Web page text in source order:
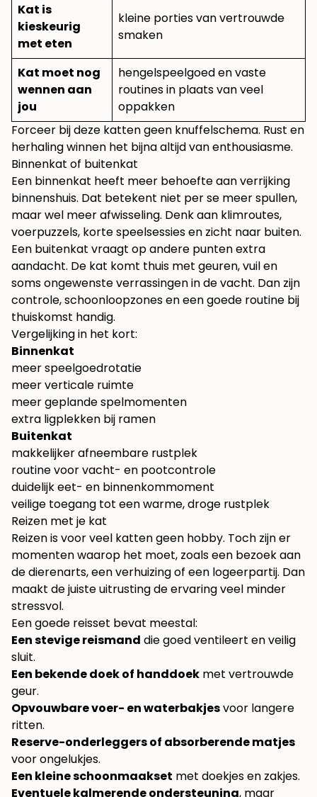
Kat is
kieskeurig
met eten
kleine porties van vertrouwde
smaken
Kat moet nog
wennen aan
jou
hengelspeelgoed en vaste
routines in plaats van veel
oppakken
Forceer bij deze katten geen knuffelschema. Rust en
herhaling winnen het bijna altijd van enthousiasme.
Binnenkat of buitenkat
Een binnenkat heeft meer behoefte aan verrijking
binnenshuis. Dat betekent niet per se meer spullen,
maar wel meer afwisseling. Denk aan klimroutes,
voerpuzzels, korte speelsessies en zicht naar buiten.
Een buitenkat vraagt op andere punten extra
aandacht. De kat komt thuis met geuren, vuil en
soms ongewenste verrassingen in de vacht. Dan zijn
controle, schoonloopzones en een goede routine bij
thuiskomst handig.
Vergelijking in het kort:
Binnenkat
meer speelgoedrotatie
meer verticale ruimte
meer geplande spelmomenten
extra ligplekken bij ramen
Buitenkat
makkelijker afneembare rustplek
routine voor vacht- en pootcontrole
duidelijk eet- en binnenkommoment
veilige toegang tot een warme, droge rustplek
Reizen met je kat
Reizen is voor veel katten geen hobby. Toch zijn er
momenten waarop het moet, zoals een bezoek aan
de dierenarts, een verhuizing of een logeerpartij. Dan
maakt de juiste uitrusting de ervaring veel minder
stressvol.
Een goede reisset bevat meestal:
Een stevige reismand die goed ventileert en veilig
sluit.
Een bekende doek of handdoek met vertrouwde
geur.
Opvouwbare voer- en waterbakjesvoor langere
ritten.
Reserve-onderleggers of absorberende matjes
voor ongelukjes.
Een kleine schoonmaakset met doekjes en zakjes.
Eventuele kalmerende ondersteuning, maar